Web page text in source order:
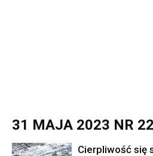
31 MAJA 2023 NR
Cierpliwość się